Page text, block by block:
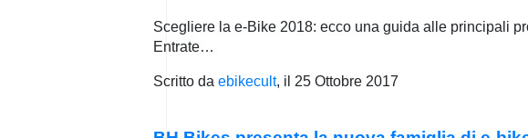
Scegliere la e-Bike 2018: ecco una guida alle principali
Entrate…
Scritto da ebikecult, il 25 Ottobre 2017